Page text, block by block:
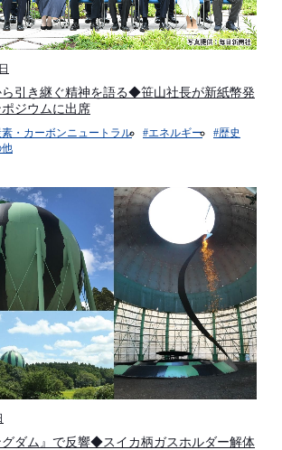
引き継ぐ精神を語る◆笹山社長が新紙幣発
ジウムに出席
・カーボンニュートラル #エネルギー
#歴史
他
グダム』で反響◆スイカ柄ガスホルダー解体